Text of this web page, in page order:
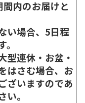
内のお届けと
い場合、5日程
型連休・お盆・
はさむ場合、お
ざいますのであ
い。